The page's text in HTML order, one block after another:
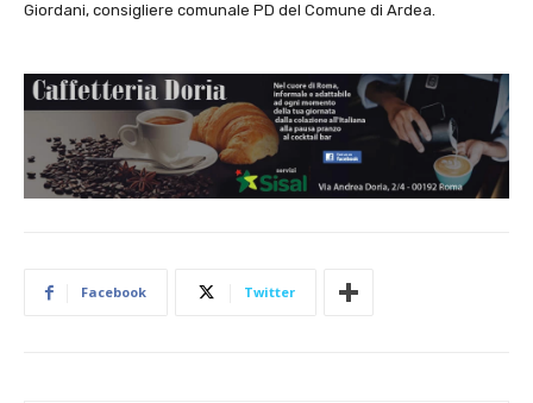
Giordani, consigliere comunale PD del Comune di Ardea.
Facebook Twitter